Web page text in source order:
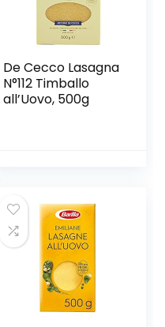
De Cecco Lasagna
N°112 Timballo
all’Uovo, 500g